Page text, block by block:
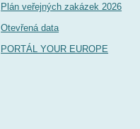
Plán veřejných zakázek 2026
Otevřená data
PORTÁL YOUR EUROPE